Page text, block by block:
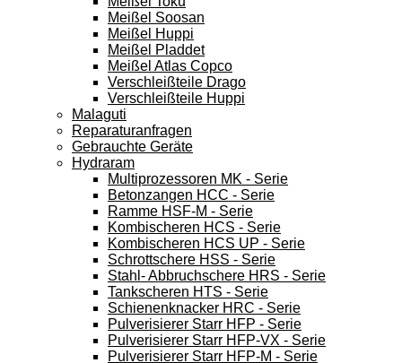
Meißel Soosan
Meißel Huppi
Meißel Pladdet
Meißel Atlas Copco
Verschleißteile Drago
Verschleißteile Huppi
Malaguti
Reparaturanfragen
Gebrauchte Geräte
Hydraram
Multiprozessoren MK - Serie
Betonzangen HCC - Serie
Ramme HSF-M - Serie
Kombischeren HCS - Serie
Kombischeren HCS UP - Serie
Schrottschere HSS - Serie
Stahl- Abbruchschere HRS - Serie
Tankscheren HTS - Serie
Schienenknacker HRC - Serie
Pulverisierer Starr HFP - Serie
Pulverisierer Starr HFP-VX - Serie
Pulverisierer Starr HFP-M - Serie